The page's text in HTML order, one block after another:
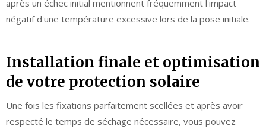
après un échec initial mentionnent fréquemment l'impact
négatif d'une température excessive lors de la pose initiale.
Installation finale et optimisation
de votre protection solaire
Une fois les fixations parfaitement scellées et après avoir
respecté le temps de séchage nécessaire, vous pouvez